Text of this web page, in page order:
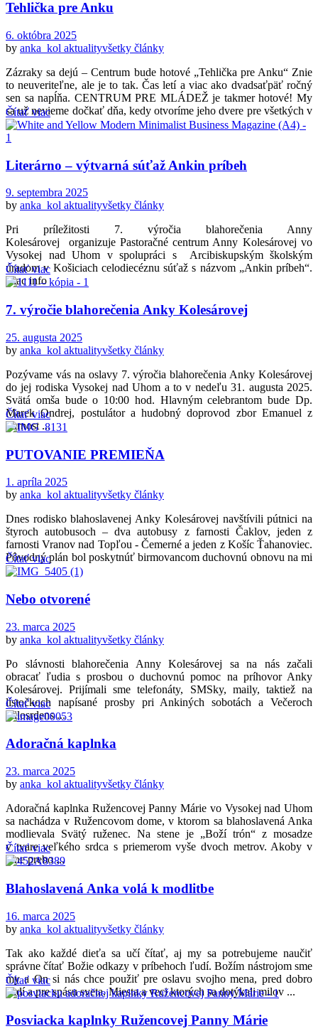
Tehlička pre Anku
6. októbra 2025
by anka_kol aktualityvšetky články
Zázraky sa dejú – Centrum bude hotové „Tehlička pre Anku“ Znie
to neuveriteľne, ale je to tak. Čas letí a viac ako dvadsaťpäť ročný
sen sa napĺňa. CENTRUM PRE MLÁDEŽ je takmer hotové! My
sa už nevieme dočkať dňa, kedy otvoríme jeho dvere pre všetkých v
...
Čítať viac
Literárno – výtvarná súťaž Ankin príbeh
9. septembra 2025
by anka_kol aktualityvšetky články
Pri príležitosti 7. výročia blahorečenia Anny
Kolesárovej organizuje Pastoračné centrum Anny Kolesárovej vo
Vysokej nad Uhom v spolupráci s Arcibiskupským školským
úradom v Košiciach celodiecéznu súťaž s názvom „Ankin príbeh“.
Viac info
Čítať viac
7. výročie blahorečenia Anky Kolesárovej
25. augusta 2025
by anka_kol aktualityvšetky články
Pozývame vás na oslavy 7. výročia blahorečenia Anky Kolesárovej
do jej rodiska Vysokej nad Uhom a to v nedeľu 31. augusta 2025.
Svätá omša bude o 10:00 hod. Hlavným celebrantom bude Dp.
Marek Ondrej, postulátor a hudobný doprovod zbor Emanuel z
Farnost ...
Čítať viac
PUTOVANIE PREMIEŇA
1. apríla 2025
by anka_kol aktualityvšetky články
Dnes rodisko blahoslavenej Anky Kolesárovej navštívili pútnici na
štyroch autobusoch – dva autobusy z farnosti Čaklov, jeden z
farnosti Vranov nad Topľou - Čemerné a jeden z Košíc Ťahanoviec.
Pôvodný plán bol poskytnúť birmovancom duchovnú obnovu na mi
...
Čítať viac
Nebo otvorené
23. marca 2025
by anka_kol aktualityvšetky články
Po slávnosti blahorečenia Anny Kolesárovej sa na nás začali
obracať ľudia s prosbou o duchovnú pomoc na príhovor Anky
Kolesárovej. Prijímali sme telefonáty, SMSky, maily, taktiež na
lístočkoch napísané prosby pri Ankiných sobotách a Večeroch
milosrdens ...
Čítať viac
Adoračná kaplnka
23. marca 2025
by anka_kol aktualityvšetky články
Adoračná kaplnka Ružencovej Panny Márie vo Vysokej nad Uhom
sa nachádza v Ružencovom dome, v ktorom sa blahoslavená Anka
modlievala Svätý ruženec. Na stene je „Boží trón“ z mosadze
v tvare veľkého srdca s priemerom vyše dvoch metrov. Akoby v
rane prebo ...
Čítať viac
Blahoslavená Anka volá k modlitbe
16. marca 2025
by anka_kol aktualityvšetky články
Tak ako každé dieťa sa učí čítať, aj my sa potrebujeme naučiť
správne čítať Božie odkazy v príbehoch ľudí. Božím nástrojom sme
my a On si nás chce použiť pre oslavu svojho mena, pred dobro
ľudí a pre spásu sveta. Miesta a veci ktorých sa dotýkali milov ...
Čítať viac
Posviacka kaplnky Ružencovej Panny Márie